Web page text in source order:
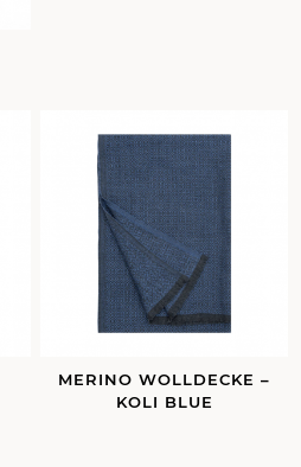
MERINO WOLLDECKE –
KOLI BLUE